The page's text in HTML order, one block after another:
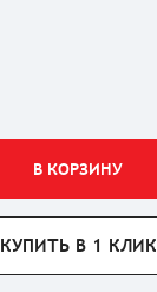
В КОРЗИНУ
КУПИТЬ В 1 КЛИК